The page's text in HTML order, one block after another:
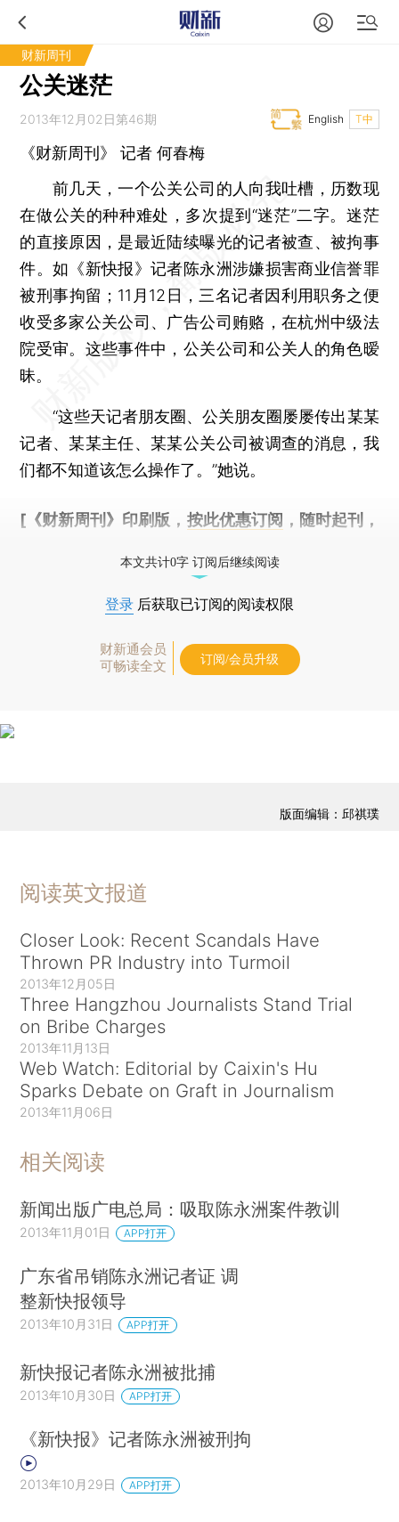
财新周刊
公关迷茫
2013年12月02日第46期 T中
English
《财新周刊》 记者何春梅
前几天，一个公关公司的人向我吐槽，历数现
在做公关的种种难处，多次提到“迷茫”二字。迷茫
的直接原因，是最近陆续曝光的记者被查、被拘事
件。如《新快报》记者陈永洲涉嫌损害商业信誉罪
被刑事拘留；11月12日，三名记者因利用职务之便
收受多家公关公司、广告公司贿赂，在杭州中级法
院受审。这些事件中，公关公司和公关人的角色暧
昧。
“这些天记者朋友圈、公关朋友圈屡屡传出某某
记者、某某主任、某某公关公司被调查的消息，我
们都不知道该怎么操作了。”她说。
[《财新周刊》印刷版， 按此优惠订阅 ，随时起刊，
本文共计0字 订阅后继续阅读
登录 后获取已订阅的阅读权限
财新通会员
可畅读全文
订阅/会员升级
版面编辑：邱祺璞
阅读英文报道
Closer Look: Recent Scandals Have
Thrown PR Industry into Turmoil
2013年12月05日
Three Hangzhou Journalists Stand Trial
on Bribe Charges
2013年11月13日
Web Watch: Editorial by Caixin's Hu
Sparks Debate on Graft in Journalism
2013年11月06日
相关阅读
新闻出版广电总局：吸取陈永洲案件教训
2013年11月01日 APP打开
广东省吊销陈永洲记者证 调
整新快报领导
2013年10月31日 APP打开
新快报记者陈永洲被批捕
2013年10月30日 APP打开
《新快报》记者陈永洲被刑拘
2013年10月29日 APP打开